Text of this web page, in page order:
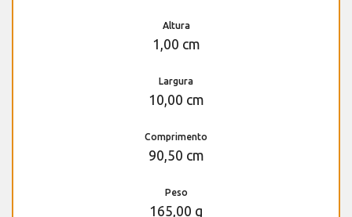
Altura
1,00 cm
Largura
10,00 cm
Comprimento
90,50 cm
Peso
165,00 g